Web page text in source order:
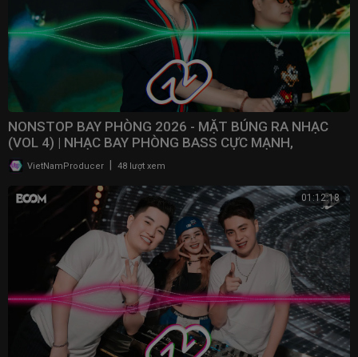
NONSTOP BAY PHÒNG 2026 - MẶT BÚNG RA NHẠC
(VOL 4) | NHẠC BAY PHÒNG BASS CỰC MẠNH,
NONSTOP 2025
VietNamProducer 48 lượt xem
01:12:18